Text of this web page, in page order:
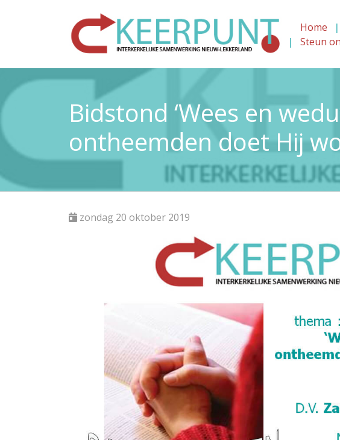
Home
Steun
Bidstond ‘Wees en
ontheemden doet Hij
zondag 20 oktober 2019